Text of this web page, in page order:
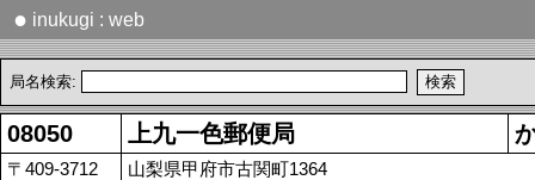
● inukugi : web
局名検索:
08050 上九一色郵便局
〒409-3712 山梨県甲府市古関町1364